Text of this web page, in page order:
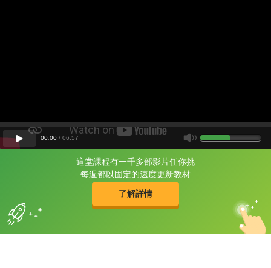
這堂課程有一千多部影片任你挑
每週都以固定的速度更新教材
了解詳情
片尾有
攻其不背
的品牌故事
00:00 / 06:57